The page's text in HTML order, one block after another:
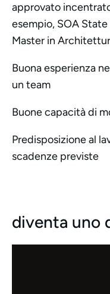
approvato
esempio, SOA
Master in
Buona esperienza
un team
Buone capacità di
Predisposizione al
scadenze previste
diventa uno